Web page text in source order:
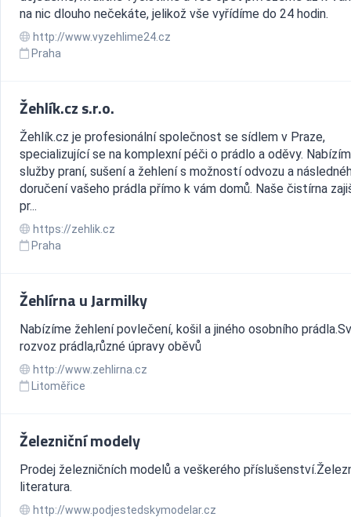
na nic dlouho nečekáte, jelikož vše vyřídíme do 24 hodin.
http://www.vyzehlime24.cz
Praha
Žehlík.cz s.r.o.
Žehlík.cz je profesionální společnost se sídlem v Praze,
specializující se na komplexní péči o prádlo a oděvy.
služby praní, sušení a žehlení s možností odvozu a
doručení vašeho prádla přímo k vám domů. Naše čistírna
pr...
https://zehlik.cz
Praha
Žehlírna u Jarmilky
Nabízíme žehlení povlečení, košil a jiného osobního
rozvoz prádla,různé úpravy oběvů
http://www.zehlirna.cz
Litoměřice
Železniční modely
Prodej železničních modelů a veškerého
literatura.
http://www.podjestedskymodelar.cz